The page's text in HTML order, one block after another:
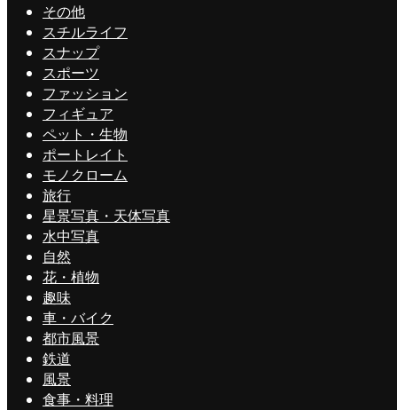
その他
スチルライフ
スナップ
スポーツ
ファッション
フィギュア
ペット・生物
ポートレイト
モノクローム
旅行
星景写真・天体写真
水中写真
自然
花・植物
趣味
車・バイク
都市風景
鉄道
風景
食事・料理